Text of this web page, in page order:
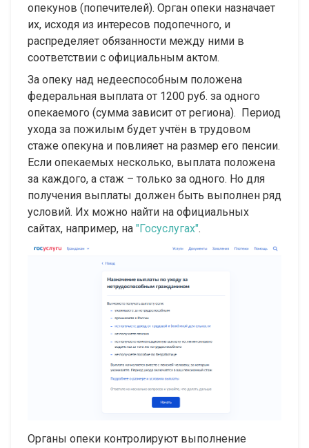
опекунов (попечителей). Орган опеки назначает
их, исходя из интересов подопечного, и
распределяет обязанности между ними в
соответствии с официальным актом.
За опеку над недееспособным положена
федеральная выплата от 1200 руб. за одного
опекаемого (сумма зависит от региона). Период
ухода за пожилым будет учтён в трудовом
стаже опекуна и повлияет на размер его пенсии.
Если опекаемых несколько, выплата положена
за каждого, а стаж – только за одного. Но для
получения выплаты должен быть выполнен ряд
условий. Их можно найти на официальных
сайтах, например, на "Госуслугах".
Органы опеки контролируют выполнение